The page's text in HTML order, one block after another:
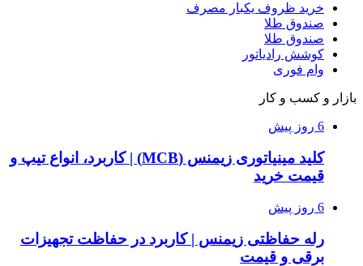
خرید ظروف یکبار مصرف
صندوق طلا
صندوق طلا
کوشش رادیاتور
وام فوری
بازار و کسب و کار
6 روز پیش
کلید مینیاتوری زیمنس (MCB) | کاربرد، انواع تیپ و
قیمت خرید
6 روز پیش
رله حفاظتی زیمنس | کاربرد در حفاظت تجهیزات
برقی و قیمت